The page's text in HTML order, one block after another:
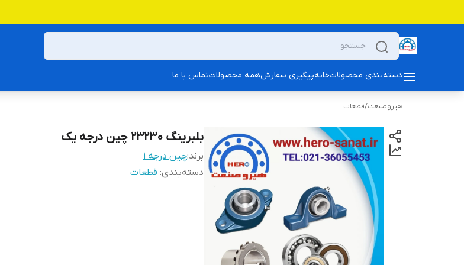
دسته‌بندی محصولاتخانهپیگیری سفارشهمه محصولاتتماس با ما
هیروصنعت/قطعات
بلبرینگ 23230 چین درجه یک
برند:چین درجه 1
دسته‌بندی: قطعات